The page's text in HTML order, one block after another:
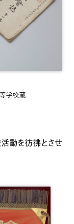
学校蔵
動を彷彿とさせ